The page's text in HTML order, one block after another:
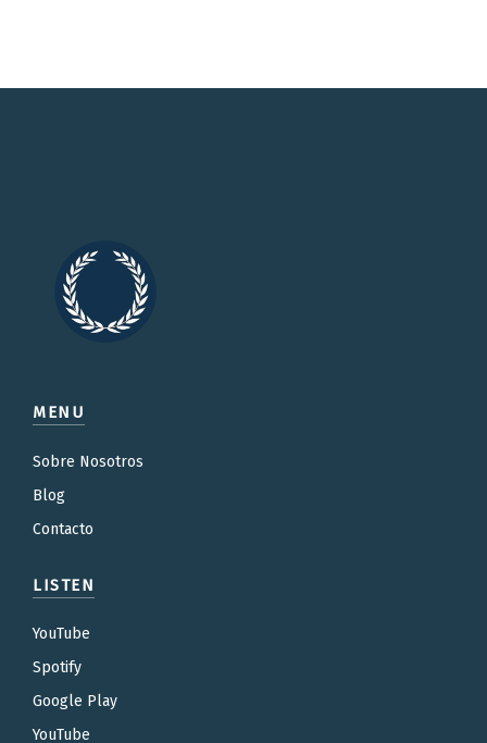
MENU
Sobre Nosotros
Blog
Contacto
LISTEN
YouTube
Spotify
Google Play
YouTube